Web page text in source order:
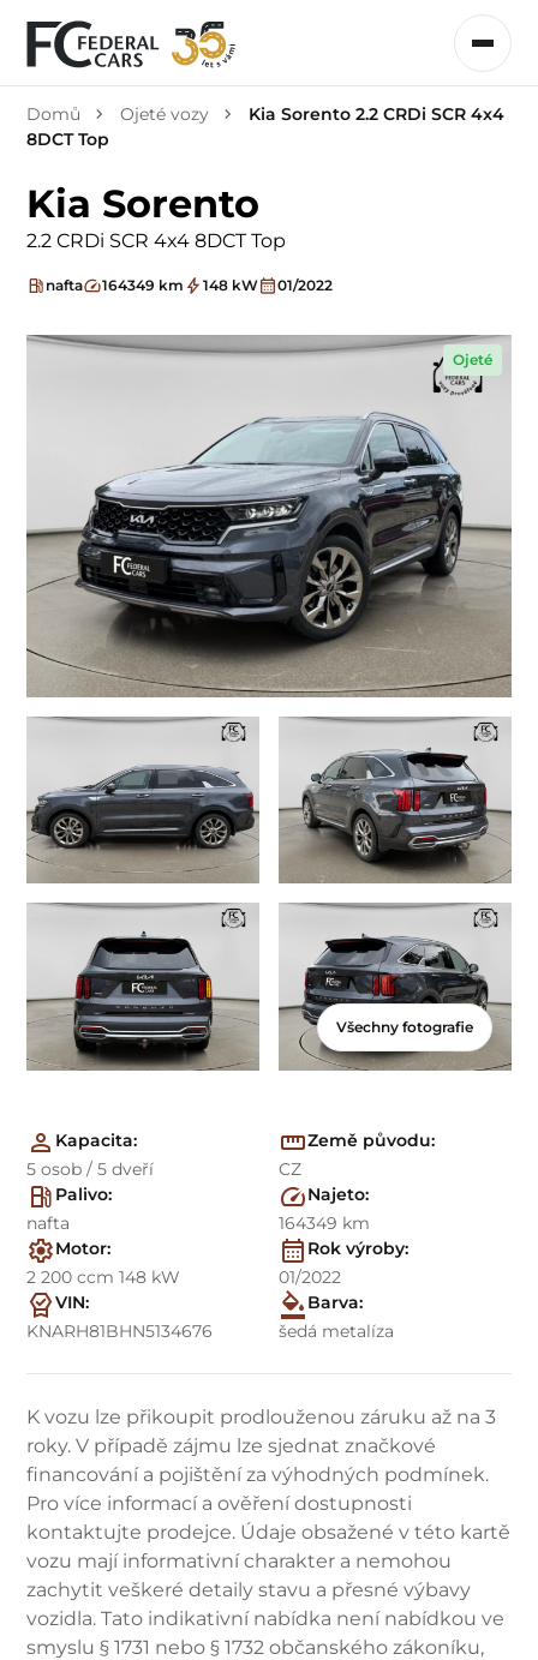
Domů Ojeté vozy
Kia Sorento 2.2 CRDi SCR 4x4
8DCT Top
Kia Sorento
2.2 CRDi SCR 4x4 8DCT Top
nafta 164349 km 148 kW 01/2022
Ojeté
Všechny fotografie
Kapacita:
5 osob / 5 dveří
Země původu:
CZ
Palivo:
nafta
Najeto:
164349 km
Motor:
2 200 ccm 148 kW
Rok výroby:
01/2022
VIN:
KNARH81BHN5134676
Barva:
šedá metalíza
K vozu lze přikoupit prodlouženou záruku až na 3
roky. V případě zájmu lze sjednat značkové
financování a pojištění za výhodných podmínek.
Pro více informací a ověření dostupnosti
kontaktujte prodejce. Údaje obsažené v této kartě
vozu mají informativní charakter a nemohou
zachytit veškeré detaily stavu a přesné výbavy
vozidla. Tato indikativní nabídka není nabídkou ve
smyslu § 1731 nebo § 1732 občanského zákoníku,